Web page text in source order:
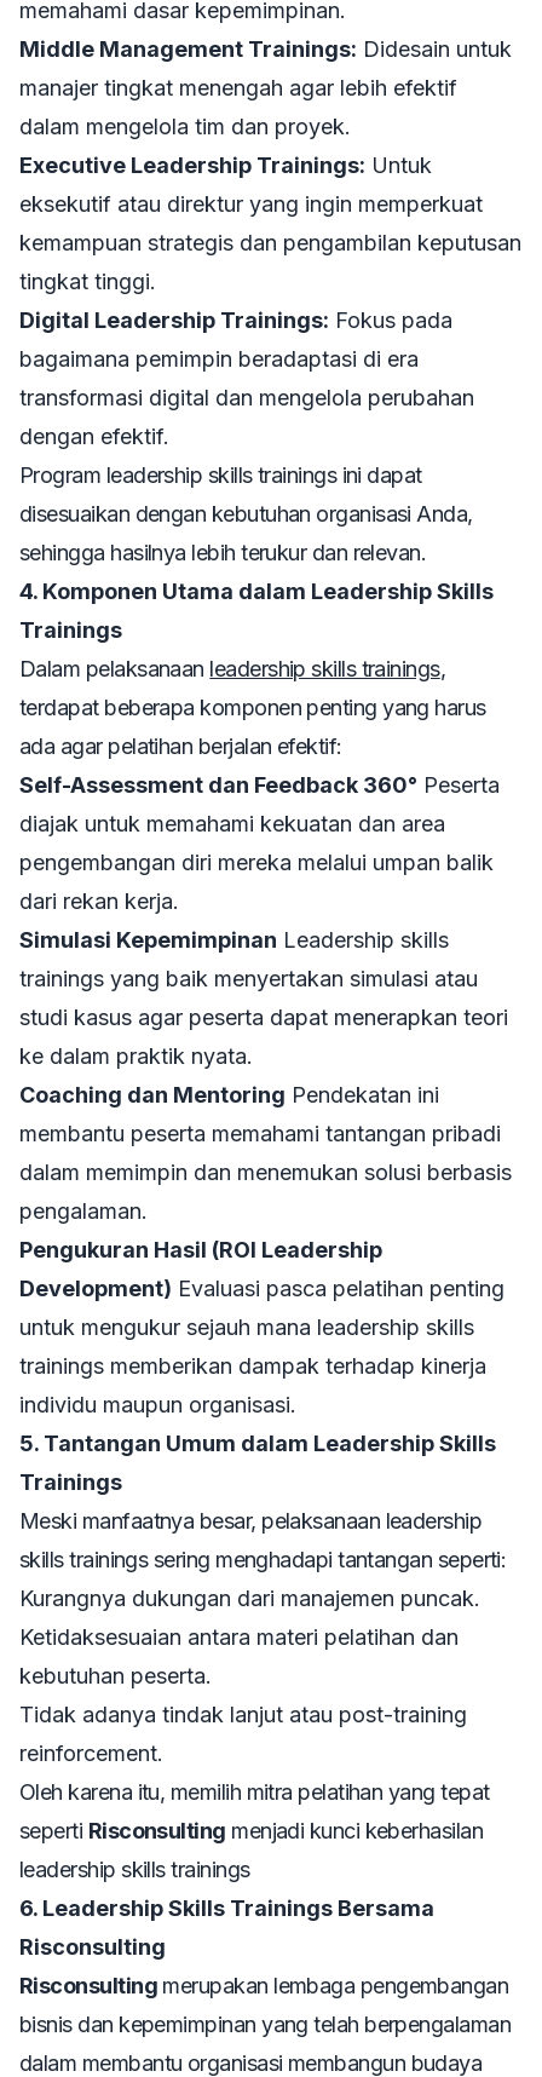
memahami dasar kepemimpinan.
Middle Management Trainings: Didesain untuk
manajer tingkat menengah agar lebih efektif
dalam mengelola tim dan proyek.
Executive Leadership Trainings: Untuk
eksekutif atau direktur yang ingin memperkuat
kemampuan strategis dan pengambilan keputusan
tingkat tinggi.
Digital Leadership Trainings: Fokus pada
bagaimana pemimpin beradaptasi di era
transformasi digital dan mengelola perubahan
dengan efektif.
Program leadership skills trainingsini dapat
disesuaikan dengan kebutuhan organisasi Anda,
sehingga hasilnya lebih terukur dan relevan.
4. Komponen Utama dalam Leadership Skills
Trainings
Dalam pelaksanaan leadership skills trainings,
terdapat beberapa komponen penting yang harus
ada agar pelatihan berjalan efektif:
Self-Assessment dan Feedback 360° Peserta
diajak untuk memahami kekuatan dan area
pengembangan diri mereka melalui umpan balik
dari rekan kerja.
Simulasi Kepemimpinan Leadership skills
trainings yang baik menyertakan simulasi atau
studi kasus agar peserta dapat menerapkan teori
ke dalam praktik nyata.
Coaching dan Mentoring Pendekatan ini
membantu peserta memahami tantangan pribadi
dalam memimpin dan menemukan solusi berbasis
pengalaman.
Pengukuran Hasil (ROI Leadership
Development) Evaluasi pasca pelatihan penting
untuk mengukur sejauh mana leadership skills
trainings memberikan dampak terhadap kinerja
individu maupun organisasi.
5. Tantangan Umum dalam Leadership Skills
Trainings
Meski manfaatnya besar, pelaksanaan leadership
skills trainingssering menghadapi tantangan seperti:
Kurangnya dukungan dari manajemen puncak.
Ketidaksesuaian antara materi pelatihan dan
kebutuhan peserta.
Tidak adanya tindak lanjut atau post-training
reinforcement.
Oleh karena itu, memilih mitra pelatihan yang tepat
seperti Risconsulting menjadi kunci keberhasilan
leadership skills trainings
6. Leadership Skills Trainings Bersama
Risconsulting
Risconsultingmerupakan lembaga pengembangan
bisnis dan kepemimpinan yang telah berpengalaman
dalam membantu organisasi membangun budaya